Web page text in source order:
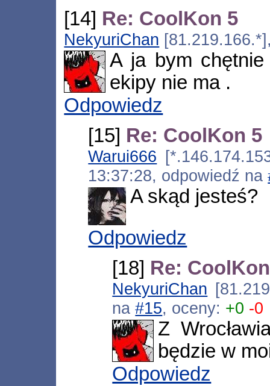
[14] Re: CoolKon 5
NekyuriChan
A ja bym chętnie
ekipy nie ma .
Odpowiedz
[15] Re: CoolKon 5
Warui666
13:37:28, odpowiedź na
A skąd jesteś?
Odpowiedz
[18] Re:
NekyuriChan
na#15, oceny: +0 -0
Z
będzie w
Odpowiedz